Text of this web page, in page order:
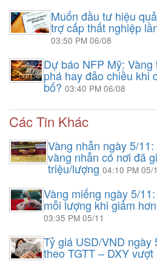
Muốn đầu tư hiệu
trợ cấp thất nghiệp
03:50 PM 06/08
Dự báo NFP Mỹ: Vàng
phá hay đảo chiều khi
bố? 03:40 PM 06/08
Các Tin Khác
Vàng nhẫn ngày 5/
vàng nhẫn có nơi đã
triệu/lượng 04:10 PM 05/
Vàng miếng ngày 5/
mỗi lượng khi giảm
03:35 PM 05/11
Tỷ giá USD/VND ngày
theo TGTT – DXY